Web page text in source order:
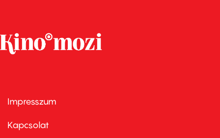
Footer
first
Impresszum
Kapcsolat